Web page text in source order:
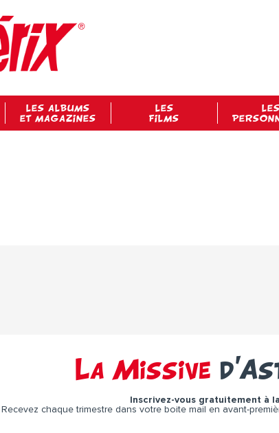
LES ALBUMS
ET MAGAZINES
LES
FILMS
LES
La Missive
Inscrivez-vous gratuitement à
Recevez chaque trimestre dans votre boite mail en avant-